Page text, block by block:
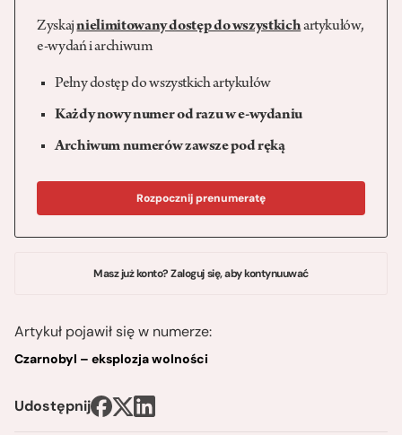
Zyskajnielimitowany dostęp do wszystkichartykułów,
e-wydań i archiwum
Pełny dostęp do wszystkich artykułów
Każdy nowy numer od razu w e-wydaniu
Archiwum numerów zawsze pod ręką
Rozpocznij prenumeratę
Masz już konto? Zaloguj się, aby kontynuuwać
Artykuł pojawił się w numerze:
Czarnobyl – eksplozja wolności
Udostępnij